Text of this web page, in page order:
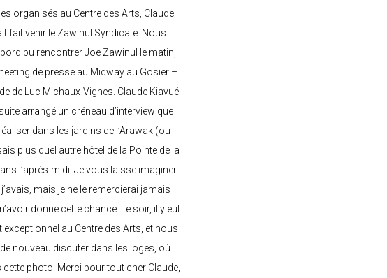
organisés au Centre des Arts, Claude
fait venir le Zawinul Syndicate. Nous
pu rencontrer Joe Zawinul le matin,
de presse au Midway au Gosier –
de Luc Michaux-Vignes. Claude Kiavué
arrangé un créneau d’interview que
dans les jardins de l’Arawak (ou
plus quel autre hôtel de la Pointe de la
l’après-midi. Je vous laisse imaginer
mais je ne le remercierai jamais
donné cette chance. Le soir, il y eut
exceptionnel au Centre des Arts, et nous
nouveau discuter dans les loges, où
cette photo. Merci pour tout cher Claude,